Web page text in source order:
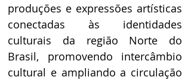
produções e expressões artísticas
conectadas às identidades
culturais da região Norte do
Brasil, promovendo intercâmbio
cultural e ampliando a circulação